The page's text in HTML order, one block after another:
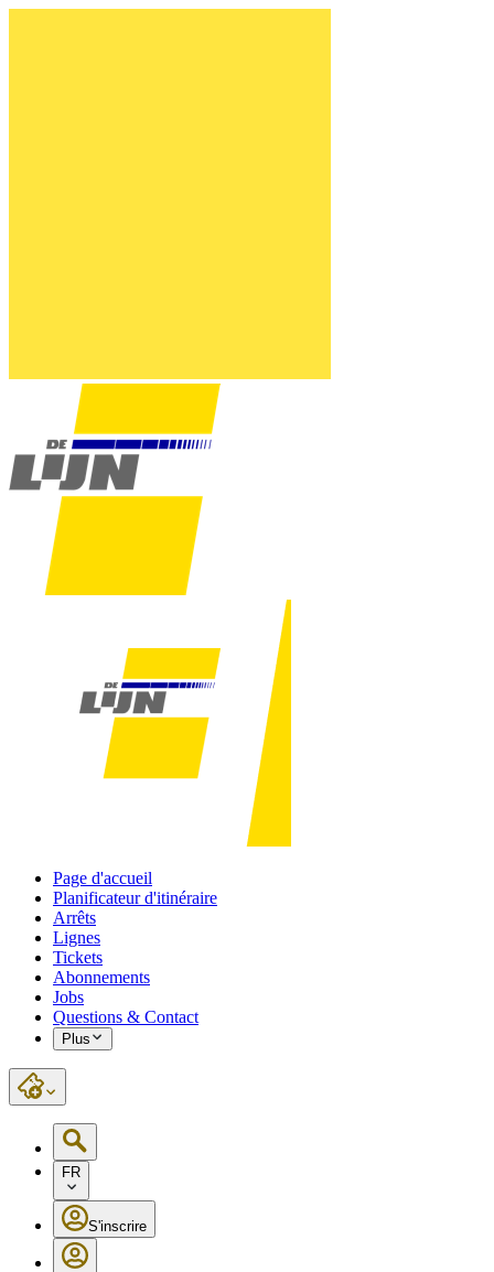
Page d'accueil
Planificateur d'itinéraire
Arrêts
Lignes
Tickets
Abonnements
Jobs
Questions & Contact
Plus
FR
S'inscrire